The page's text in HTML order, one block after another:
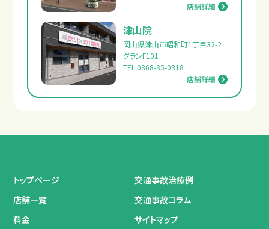
店舗詳細
津山院
岡山県津山市昭和町1丁目32-2
グランF101
TEL:0868-35-0318
店舗詳細
トップページ
店舗一覧
料金
交通事故治療例
交通事故コラム
サイトマップ